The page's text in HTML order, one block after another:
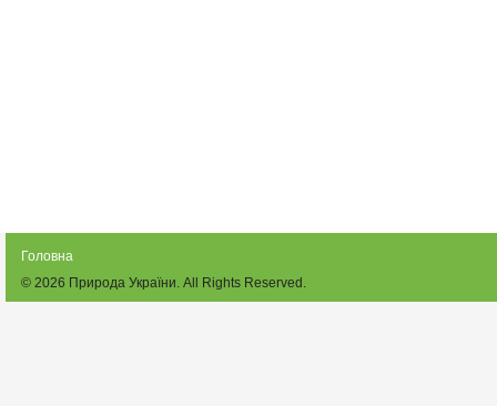
Головна
© 2026 Природа України. All Rights Reserved.